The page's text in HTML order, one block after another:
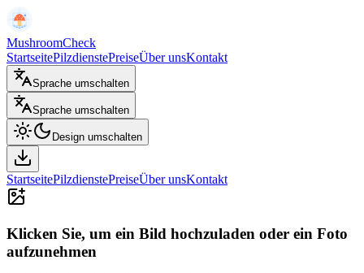
MushroomCheck
StartseitePilzdienstePreiseÜber unsKontakt
Sprache umschalten
Sprache umschalten
Design umschalten
StartseitePilzdienstePreiseÜber unsKontakt
Klicken Sie, um ein Bild hochzuladen oder ein Foto
aufzunehmen